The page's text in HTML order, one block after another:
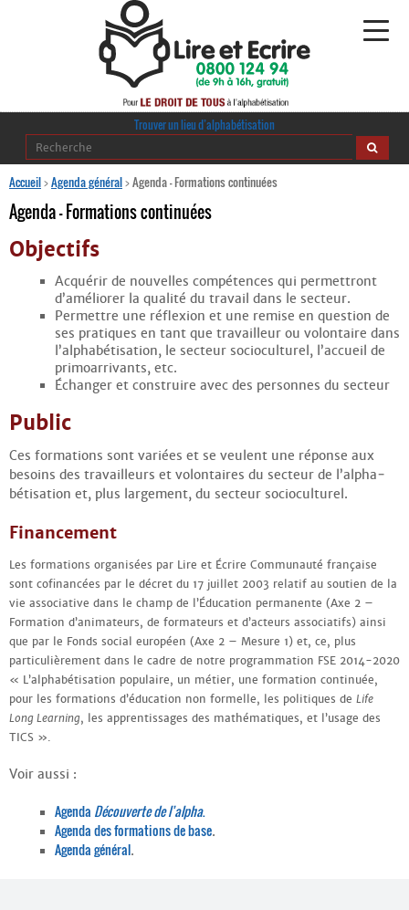
Alphabétisation
Regards croisés
Ressources pédagogiques
Comprendre et parler
Bienvenue en Belgique
Espace presse
Trouver un lieu d’alphabétisation
Trouver un lieu d’alphabétisation
Accueil>Agenda général>Agenda – Formations continuées
Agenda – Formations continuées
Objectifs
Acquérir de nouvelles compétences qui permettront
d’améliorer la qualité du travail dans le secteur.
Permettre une réflexion et une remise en question de
ses pratiques en tant que travailleur ou volontaire dans
l’alpha­bétisation, le secteur socio­culturel, l’accueil de
primo­arrivants, etc.
Échanger et construire avec des personnes du secteur
Public
Ces formations sont variées et se veulent une réponse aux
besoins des travailleurs et volontaires du secteur de l’alpha­
bétisation et, plus largement, du secteur socio­culturel.
Financement
Les formations organisées par Lire et Écrire Communauté française
sont cofinancées par le décret du 17 juillet 2003 relatif au soutien de la
vie associative dans le champ de l’Éducation permanente (Axe 2 –
Formation d’animateurs, de formateurs et d’acteurs associatifs) ainsi
que par le Fonds social européen (Axe 2 – Mesure 1) et, ce, plus
particulièrement dans le cadre de notre programmation FSE 2014-2020
« L’alphabétisation populaire, un métier, une formation continuée,
pour les formations d’éducation non formelle, les politiques de Life
Long Learning, les apprentissages des mathématiques, et l’usage des
TICS ».
Voir aussi :
Agenda Découverte de l’alpha.
Agenda des formations de base.
Agenda général.